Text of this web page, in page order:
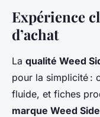
Expérience
d’achat
La qualité Weed
pour la simplicité :
fluide, et fiches
marque Weed